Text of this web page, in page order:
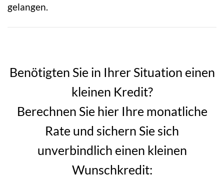
gelangen.
Benötigten Sie in Ihrer Situation einen
kleinen Kredit?
Berechnen Sie hier Ihre monatliche
Rate und sichern Sie sich
unverbindlich einen kleinen
Wunschkredit: